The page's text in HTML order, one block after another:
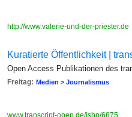
http://www.valerie-und-der-priester.de
Kuratierte Öffentlichkeit |
Open Access Publikationen des
Freitag: Medien > Journalismus
www.transcript-open.de/isbn/6875